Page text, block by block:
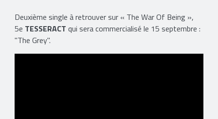
Deuxième single à retrouver sur « The War Of Being »,
5e TESSERACT qui sera commercialisé le 15 septembre :
"The Grey".